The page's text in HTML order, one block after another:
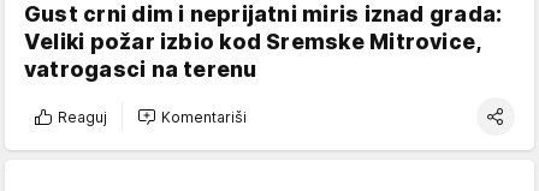
Gust crni dim i neprijatni miris iznad grada:
Veliki požar izbio kod Sremske Mitrovice,
vatrogasci na terenu
Reaguj Komentariši